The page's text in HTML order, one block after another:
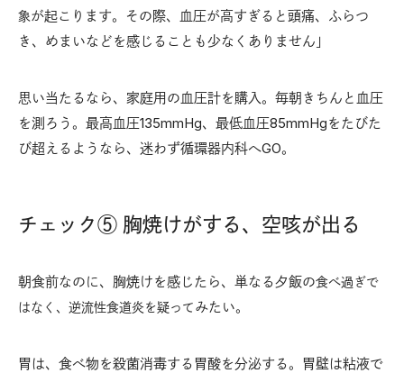
象が起こります。その際、血圧が高すぎると頭痛、ふらつ
き、めまいなどを感じることも少なくありません」
思い当たるなら、家庭用の血圧計を購入。毎朝きちんと血圧
を測ろう。最高血圧135mmHg、最低血圧85mmHgをたびた
び超えるようなら、迷わず循環器内科へGO。
チェック⑤ 胸焼けがする、空咳が出る
朝食前なのに、胸焼けを感じたら、単なる夕飯の食べ過ぎで
はなく、 逆流性食道炎を疑ってみたい。
胃は、食べ物を殺菌消毒する胃酸を分泌する。胃壁は粘液で